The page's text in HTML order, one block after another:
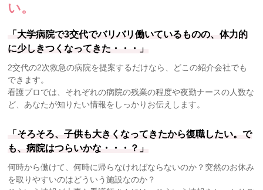
い。
「大学病院で3交代でバリバリ働いているものの、体力的
に少しきつくなってきた・・・」
2交代の2次救急の病院を提案するだけなら、どこの紹介会社でも
できます。
看護プロでは、それぞれの病院の残業の程度や夜勤ナースの人数な
ど、あなたが知りたい情報をしっかりお伝えします。
「そろそろ、子供も大きくなってきたから復職したい。で
も、病院はつらいかな・・・？」
何時から働けて、何時に帰らなければならないのか？突然のお休み
を取りやすいのはどういう施設なのか？